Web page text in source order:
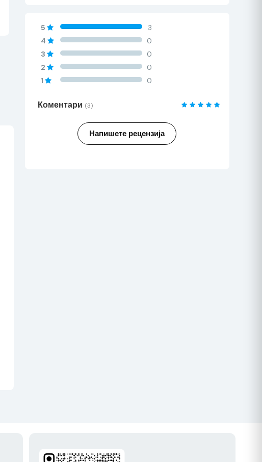
5 60%
Complete
3
4
60%
Complete
0
3
60%
Complete
0
2
60%
Complete
0
1
60%
Complete 0
Коментари (3)
Напишете рецензија